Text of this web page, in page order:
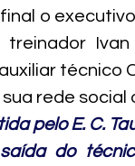
o
técnico
rede social
pelo E. C.
do